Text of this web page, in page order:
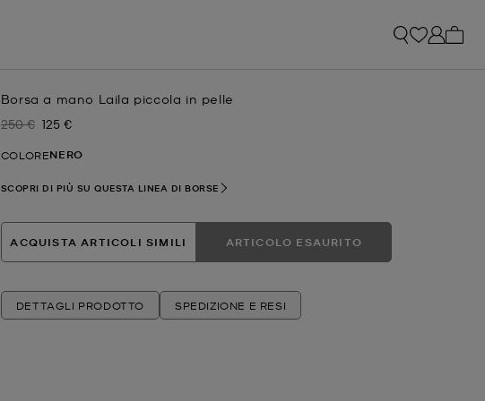
Borsa a mano Laila piccola in pelle
Prezzo iniziale
250 € Prezzo attuale
125 €
COLORENERO
SCOPRI DI PIÙ SU QUESTA LINEA DI BORSE
ACQUISTA ARTICOLI SIMILI ARTICOLO ESAURITO
DETTAGLI PRODOTTO SPEDIZIONE E RESI